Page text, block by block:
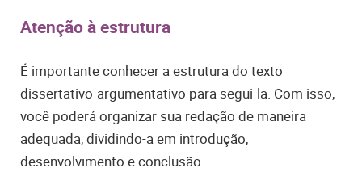
Atenção à estrutura
É importante conhecer a estrutura do texto
dissertativo-argumentativo para segui-la. Com isso,
você poderá organizar sua redação de maneira
adequada, dividindo-a em introdução,
desenvolvimento e conclusão.